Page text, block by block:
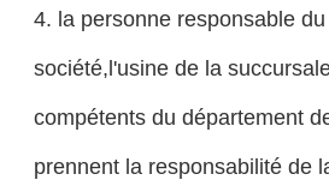
4. la personne responsable
société,l'usine de la
compétents du département
prennent la responsabilité de